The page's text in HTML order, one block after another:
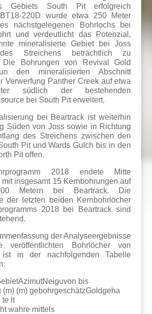
Gebiets South Pit erfolgreich
220D wurde etwa 250 Meter
nächstgelegenen Bohrlochs bei
und verdeutlicht das Potenzial,
mineralisierte Gebiet bei Joss
Streichens beträchtlich zu
Die Bohrungen von Revival Gold
den mineralisierten Abschnitt
Verwerfung Panther Creek auf etwa
südlich der bestehenden
bei South Pit erweitert.
bei Beartrack ist weiterhin
Süden von Joss sowie in Richtung
des Streichens zwischen den
Pit und Wards Gulch bis in den
Pit offen.
2018 endete Mitte
mit insgesamt 15 Kernbohrungen auf
Metern bei Beartrack. Die
der letzten beiden Kernbohrlöcher
2018 bei Beartrack sind
der Analyseergebnisse
veröffentlichten Bohrlöcher von
ist in der nachfolgenden Tabelle
bis
(m) (m) gebohrgeschätzGoldgeha
te lt
wahre mittels